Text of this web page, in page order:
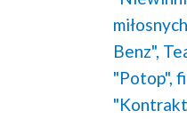
Benz",
"Potop",